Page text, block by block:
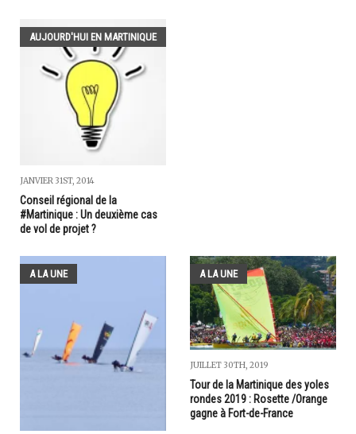
AUJOURD'HUI EN MARTINIQUE
JANVIER 31ST, 2014
Conseil régional de la
#Martinique : Un deuxième cas
de vol de projet ?
A LA UNE A LA UNE
JUILLET 30TH, 2019
Tour de la Martinique des yoles
rondes 2019 : Rosette /Orange
gagne à Fort-de-France